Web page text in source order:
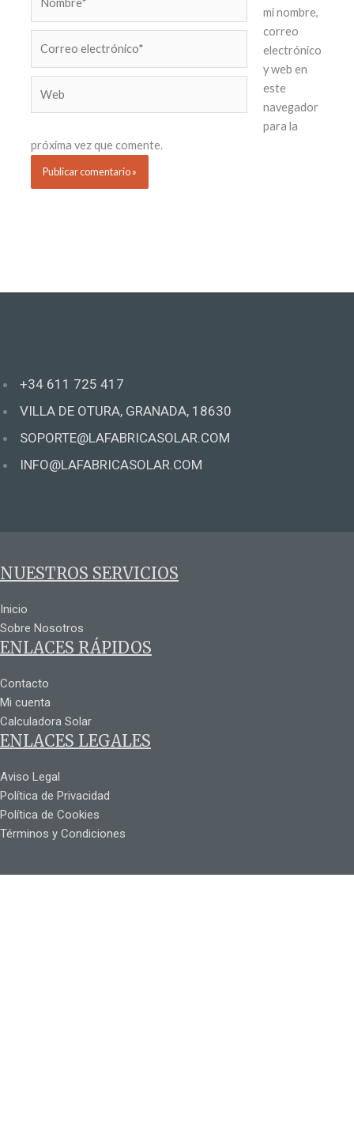
electrónico*
mi nombre,
correo
electrónico
y web en
este
navegador
para la
próxima vez que comente.
+34 611 725 417
VILLA DE OTURA, GRANADA, 18630
SOPORTE@LAFABRICASOLAR.COM
INFO@LAFABRICASOLAR.COM
NUESTROS SERVICIOS
Inicio
Sobre Nosotros
ENLACES RÁPIDOS
Contacto
Mi cuenta
Calculadora Solar
ENLACES LEGALES
Aviso Legal
Política de Privacidad
Política de Cookies
Términos y Condiciones